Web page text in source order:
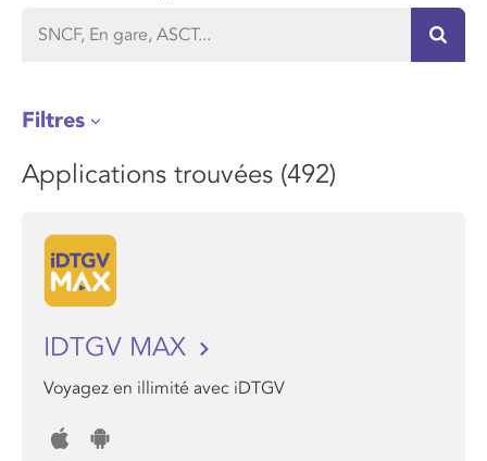
Filtres
Applications trouvées (492)
IDTGV MAX
Voyagez en illimité avec iDTGV